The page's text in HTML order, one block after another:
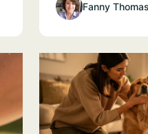
Fanny Thomas